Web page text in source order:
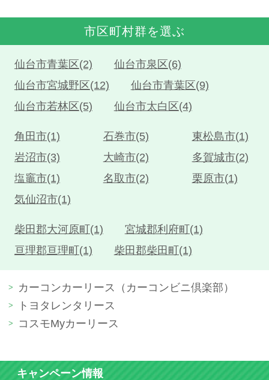
市区町村群を選ぶ
仙台市青葉区(2)
仙台市泉区(6)
仙台市宮城野区(12)
仙台市青葉区(9)
仙台市若林区(5)
仙台市太白区(4)
角田市(1) 石巻市(5)
東松島市(1)
岩沼市(3)
大崎市(2)
多賀城市(2)
塩竈市(1)
名取市(2)
栗原市(1)
気仙沼市(1)
柴田郡大河原町(1)
宮城郡利府町(1)
亘理郡亘理町(1)
柴田郡柴田町(1)
カーコンカーリース（カーコンビニ倶楽部）
トヨタレンタリース
コスモMyカーリース
キャンペーン情報